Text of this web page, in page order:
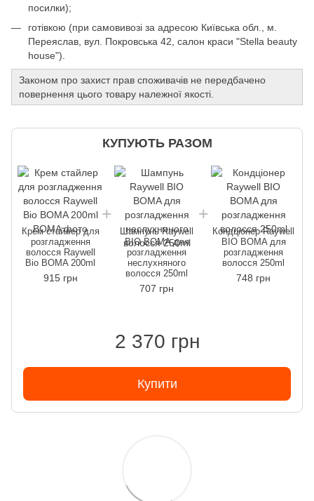
посилки);
готівкою (при самовивозі за адресою Київська обл., м.
Переяслав, вул. Покровська 42, салон краси "Stella beauty
house").
Законом про захист прав споживачів не передбачено
повернення цього товару належної якості.
КУПУЮТЬ РАЗОМ
Крем стайлер для
розгладження
волосся Raywell
Bio BOMA 200ml
915 грн
Шампунь Raywell
BIO BOMA для
розгладження
неслухняного
волосся 250ml
707 грн
Кондціонер Raywell
BIO BOMA для
розгладження
волосся 250ml
748 грн
2 370 грн
Купити